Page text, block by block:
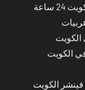
ساعة
الكويت
الكويت